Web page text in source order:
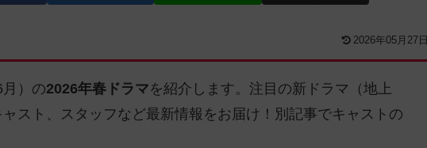
2026年05月27日
）の2026年春ドラマを紹介します。注目の新ドラマ（地上
スト、スタッフなど最新情報をお届け！別記事でキャストの